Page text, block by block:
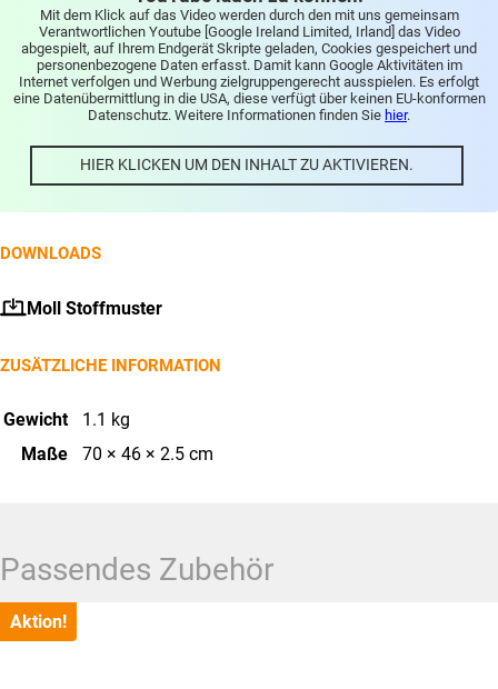
Mit dem Klick auf das Video werden durch den mit uns gemeinsam
Verantwortlichen Youtube [Google Ireland Limited, Irland] das Video
abgespielt, auf Ihrem Endgerät Skripte geladen, Cookies gespeichert und
personenbezogene Daten erfasst. Damit kann Google Aktivitäten im
Internet verfolgen und Werbung zielgruppengerecht ausspielen. Es erfolgt
eine Datenübermittlung in die USA, diese verfügt über keinen EU-konformen
Datenschutz. Weitere Informationen finden Sie hier.
HIER KLICKEN UM DEN INHALT ZU AKTIVIEREN.
DOWNLOADS
Moll Stoffmuster
ZUSÄTZLICHE INFORMATION
Gewicht
1.1 kg
Maße
70 × 46 × 2.5 cm
Passendes Zubehör
Aktion!